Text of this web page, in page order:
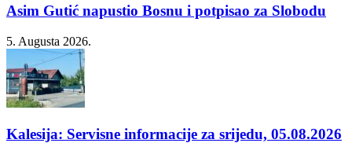
Asim Gutić napustio Bosnu i potpisao za Slobodu
5. Augusta 2026.
Kalesija: Servisne informacije za srijedu, 05.08.2026